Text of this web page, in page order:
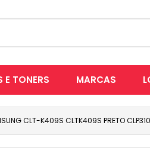
E TONERS MARCAS
CLT-K409S CLTK409S PRETO